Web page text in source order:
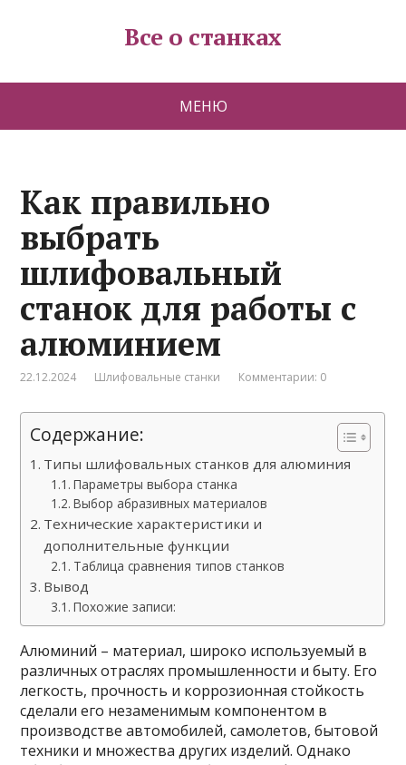
Все о станках
МЕНЮ
Как правильно
выбрать
шлифовальный
станок для работы с
алюминием
22.12.2024 Шлифовальные станки Комментарии: 0
Содержание:
Типы шлифовальных станков для алюминия
Параметры выбора станка
Выбор абразивных материалов
Технические характеристики и
дополнительные функции
Таблица сравнения типов станков
Вывод
Похожие записи:
Алюминий – материал, широко используемый в
различных отраслях промышленности и быту. Его
легкость, прочность и коррозионная стойкость
сделали его незаменимым компонентом в
производстве автомобилей, самолетов, бытовой
техники и множества других изделий. Однако